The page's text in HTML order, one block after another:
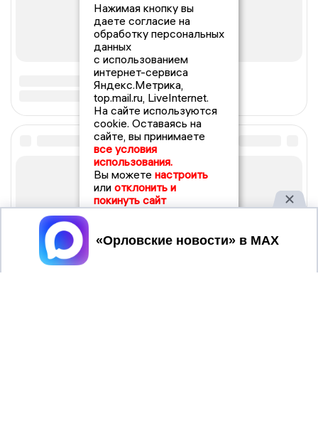
Нажимая кнопку вы
даете согласие на
обработку персональных
данных
с использованием
интернет-сервиса
Яндекс.Метрика,
top.mail.ru, LiveInternet.
На сайте используются
cookie. Оставаясь на
сайте, вы принимаете
все условия
использования.
Вы можете настроить
или отклонить и
покинуть сайт
Принять